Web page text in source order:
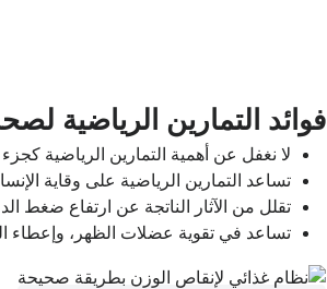
فوائد التمارين الرياضية
لا نغفل عن أهمية التمارين الرياضية
تساعد التمارين الرياضية على وقاية
تقلل من الآثار الناتجة عن ارتفاع ضغط
تساعد في تقوية عضلات الظهر، وإعطاء